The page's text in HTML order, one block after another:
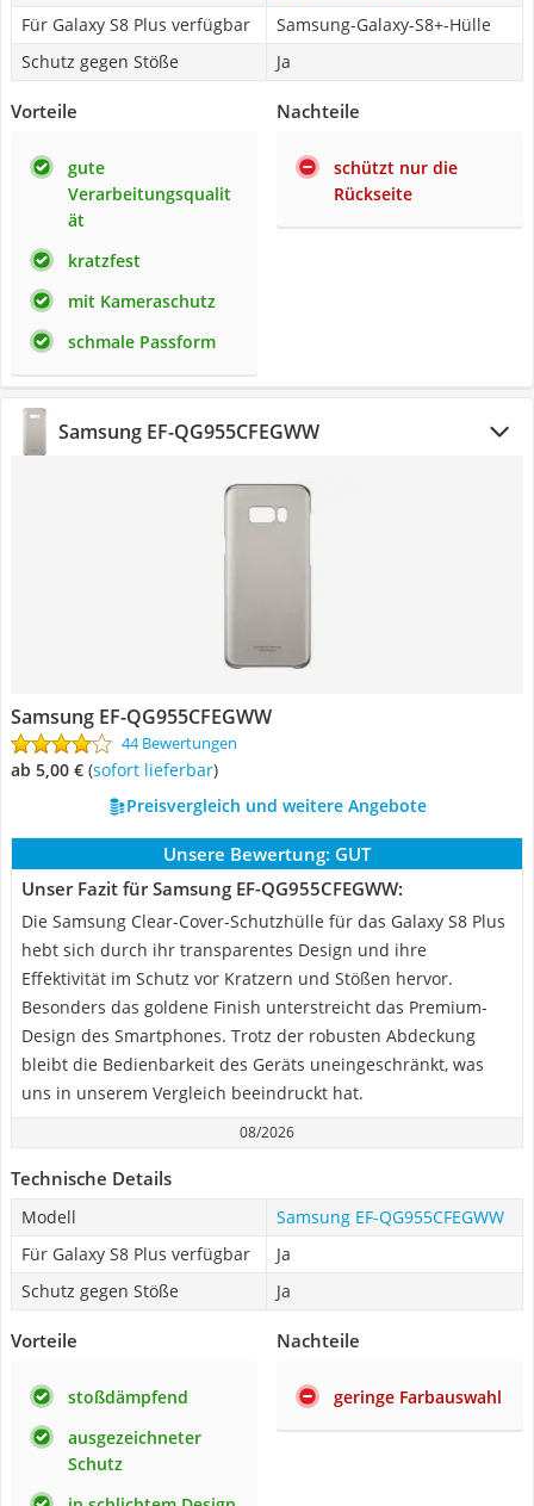
Für Galaxy S8 Plus verfügbar
Samsung-Galaxy-S8+-Hülle
Schutz gegen Stöße
Ja
Vorteile
gute
Verarbeitungsqualit
ät
kratzfest
mit Kameraschutz
schmale Passform
Nachteile
schützt nur die
Rückseite
Samsung EF-QG955CFEGWW
Samsung EF-QG955CFEGWW
44 Bewertungen
ab 5,00 € ( Sofort lieferbar)
Preisvergleich und weitere Angebote
Unsere Bewertung: GUT
Unser Fazit für Samsung EF-QG955CFEGWW:
Die Samsung Clear-Cover-Schutzhülle für das Galaxy S8 Plus
hebt sich durch ihr transparentes Design und ihre
Effektivität im Schutz vor Kratzern und Stößen hervor.
Besonders das goldene Finish unterstreicht das Premium-
Design des Smartphones. Trotz der robusten Abdeckung
bleibt die Bedienbarkeit des Geräts uneingeschränkt, was
uns in unserem Vergleich beeindruckt hat.
08/2026
Technische Details
Modell
Samsung EF-QG955CFEGWW
Für Galaxy S8 Plus verfügbar
Ja
Schutz gegen Stöße
Ja
Vorteile
stoßdämpfend
ausgezeichneter
Schutz
Nachteile
geringe Farbauswahl